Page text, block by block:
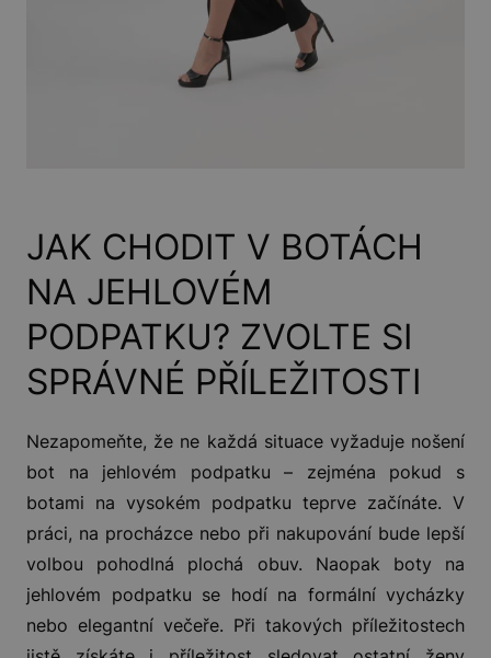
JAK CHODIT V BOTÁCH
NA JEHLOVÉM
PODPATKU? ZVOLTE SI
SPRÁVNÉ PŘÍLEŽITOSTI
Nezapomeňte, že ne každá situace vyžaduje nošení
bot na jehlovém podpatku – zejména pokud s
botami na vysokém podpatku teprve začínáte. V
práci, na procházce nebo při nakupování bude lepší
volbou pohodlná plochá obuv. Naopak boty na
jehlovém podpatku se hodí na formální vycházky
nebo elegantní večeře. Při takových příležitostech